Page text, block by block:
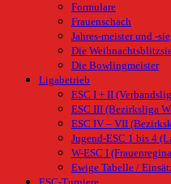
Formulare
Frauenschach
Jahres-meister und -
Die
Die Bowlingmeister
Ligabetrieb
ESC I + II
ESC III (Bezirksliga
ESC IV – VII
Jugend-ESC 1 bis 4
W-ESC I
Ewige Tabelle /